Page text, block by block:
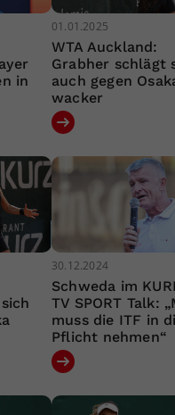
in
01.01.2025
WTA Auckland:
Grabher schlägt
auch gegen
wacker
30.12.2024
Schweda im
TV SPORT Talk:
muss die ITF in
Pflicht nehmen“